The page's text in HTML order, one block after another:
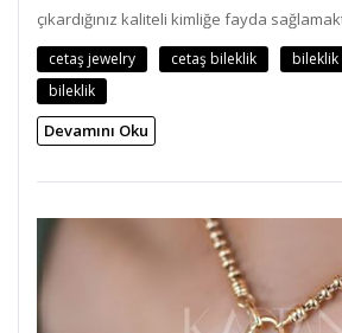
çıkardığınız kaliteli kimliğe fayda
cetaş jewelry cetaş bileklik
bileklik
Devamını Oku